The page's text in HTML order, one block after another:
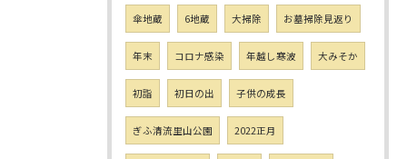
傘地蔵 6地蔵 大掃除 お墓掃除見返り
年末 コロナ感染 年越し寒波 大みそか
初詣 初日の出 子供の成長
ぎふ清流里山公園 2022正月